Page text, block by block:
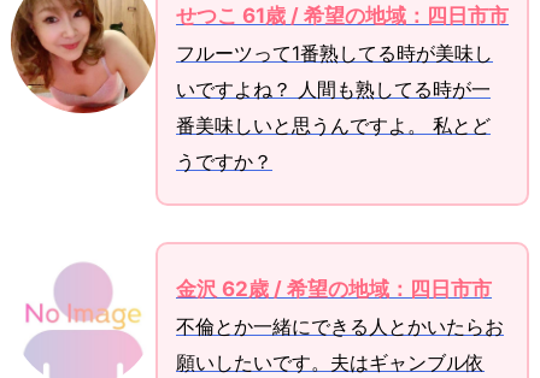
せつこ 61歳 / 希望の地域：四日市市
フルーツって1番熟してる時が美味し
いですよね？ 人間も熟してる時が一
番美味しいと思うんですよ。 私とど
うですか？
金沢 62歳 / 希望の地域：四日市市
不倫とか一緒にできる人とかいたらお
願いしたいです。夫はギャンブル依